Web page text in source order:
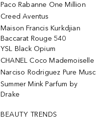
Paco Rabanne One Million
Creed Aventus
Maison Francis Kurkdjian
Baccarat Rouge 540
YSL Black Opium
CHANEL Coco Mademoiselle
Narciso Rodriguez Pure Musc
Summer Mink Parfum by
Drake
BEAUTY TRENDS